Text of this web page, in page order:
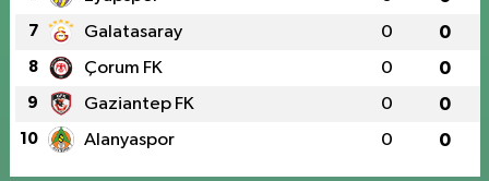
7 Galatasaray 0 0
8 Çorum FK 0 0
9 Gaziantep FK 0 0
10 Alanyaspor 0 0